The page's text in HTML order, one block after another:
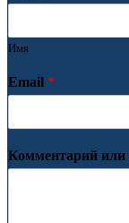
Имя
Email *
Комментарий или